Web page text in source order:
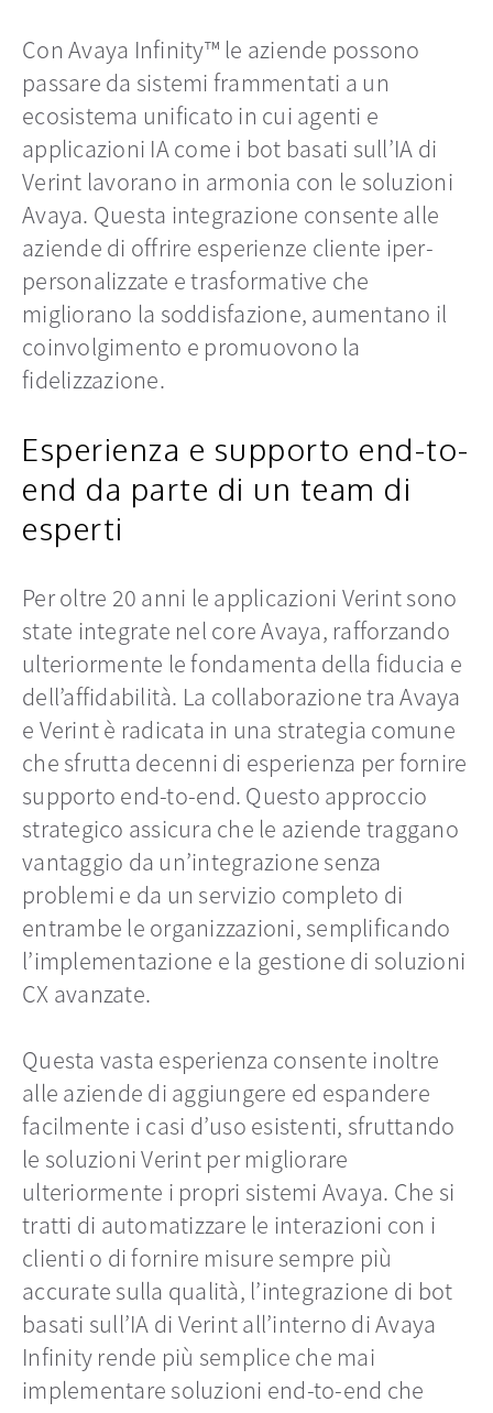
Con Avaya Infinity™ le aziende possono
passare da sistemi frammentati a un
ecosistema unificato in cui agenti e
applicazioni IA come i bot basati sull’IA di
Verint lavorano in armonia con le soluzioni
Avaya. Questa integrazione consente alle
aziende di offrire esperienze cliente iper-
personalizzate e trasformative che
migliorano la soddisfazione, aumentano il
coinvolgimento e promuovono la
fidelizzazione.
Esperienza e supporto end-to-
end da parte di un team di
esperti
Per oltre 20 anni le applicazioni Verint sono
state integrate nel core Avaya, rafforzando
ulteriormente le fondamenta della fiducia e
dell’affidabilità. La collaborazione tra Avaya
e Verint è radicata in una strategia comune
che sfrutta decenni di esperienza per fornire
supporto end-to-end. Questo approccio
strategico assicura che le aziende traggano
vantaggio da un’integrazione senza
problemi e da un servizio completo di
entrambe le organizzazioni, semplificando
l’implementazione e la gestione di soluzioni
CX avanzate.
Questa vasta esperienza consente inoltre
alle aziende di aggiungere ed espandere
facilmente i casi d’uso esistenti, sfruttando
le soluzioni Verint per migliorare
ulteriormente i propri sistemi Avaya. Che si
tratti di automatizzare le interazioni con i
clienti o di fornire misure sempre più
accurate sulla qualità, l’integrazione di bot
basati sull’IA di Verint all’interno di Avaya
Infinity rende più semplice che mai
implementare soluzioni end-to-end che